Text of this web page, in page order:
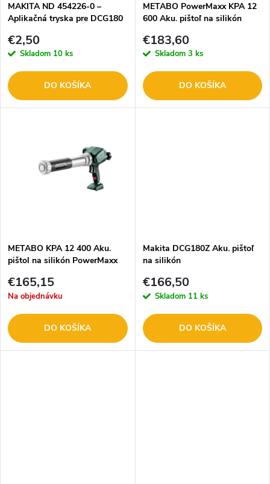
e
p
r
o
o
v
p
r
o
o
v
MAKITA ND 454226-0 –
Aplikačná tryska pre DCG180
€2,50
Skladom 10 ks
DO KOŠÍKA
METABO PowerMaxx KPA 12
600 Aku. pištoľ na silikón
€183,60
Skladom 3 ks
DO KOŠÍKA
METABO KPA 12 400 Aku.
pištol na silikón PowerMaxx
€165,15
Na objednávku
DO KOŠÍKA
Makita DCG180Z Aku. pištoľ
na silikón
€166,50
Skladom 11 ks
DO KOŠÍKA